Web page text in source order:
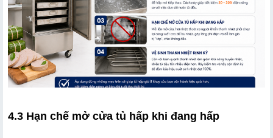
4.3 Hạn chế mở cửa tủ hấp khi đang hấp